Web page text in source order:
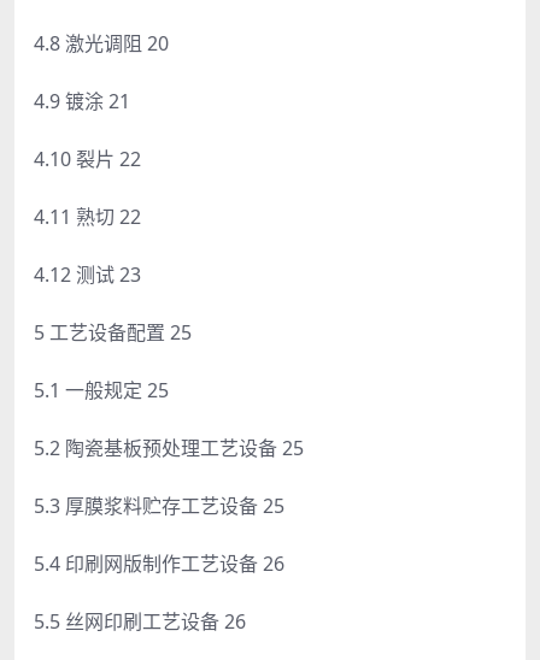
4.8 激光调阻 20
4.9 镀涂 21
4.10 裂片 22
4.11 熟切 22
4.12 测试 23
5 工艺设备配置 25
5.1 一般规定 25
5.2 陶瓷基板预处理工艺设备 25
5.3 厚膜浆料贮存工艺设备 25
5.4 印刷网版制作工艺设备 26
5.5 丝网印刷工艺设备 26